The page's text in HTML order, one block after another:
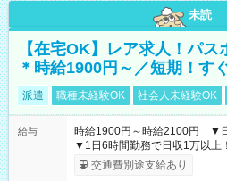
未読
【在宅OK】レア求人！パ
＊時給1900円～／短期！す
派遣 職種未経験OK 社会人未経験OK
給与
時給1900円～時給2100円 ▼
▼1日6時間勤務で日収1万以上！
交通費別途支給あり